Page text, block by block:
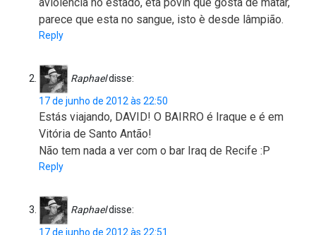
parece que esta no sangue, isto è desde lâmpião.
Reply
Raphaeldisse:
17 de junho de 2012 às 22:50
Estás viajando, DAVID! O BAIRRO é Iraque e é em
Vitória de Santo Antão!
Não tem nada a ver com o bar Iraq de Recife :P
Reply
Raphaeldisse:
17 de junho de 2012 às 22:51